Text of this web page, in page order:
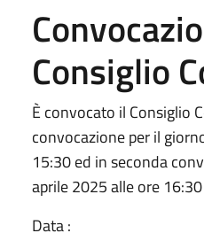
Consiglio
È convocato il Consiglio
convocazione per il
15:30 ed in seconda
aprile 2025 alle ore 16:30
Data :